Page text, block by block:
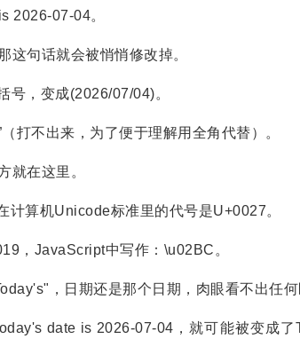
2026-07-04。
这句话就会被悄悄修改掉。
号，变成(2026/07/04)。
打不出来，为了便于理解用全角代替）。
就在这里。
计算机Unicode标准里的代号是U+0027。
，JavaScript中写作：\u02BC。
，日期还是那个日期，肉眼看不出任何
date is 2026-07-04，就可能被变成